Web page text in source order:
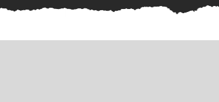
creatividad humana